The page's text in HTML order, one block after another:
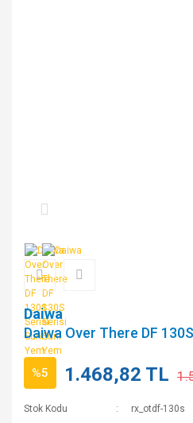
Daiwa
Daiwa Over There DF
%5 1.468,82 TL
Stok Kodu
rx_otdf-130s